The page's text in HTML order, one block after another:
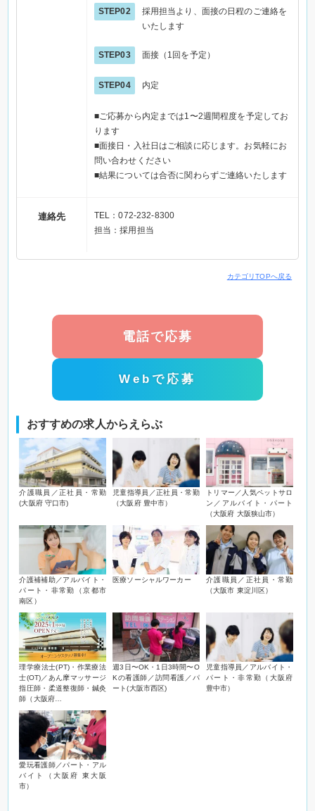
STEP02
採用担当より、面接の日程のご連絡を
いたします
STEP03 面接（1回を予定）
STEP04 内定
■ご応募から内定までは1〜2週間程度を予定してお
ります
■面接日・入社日はご相談に応じます。お気軽にお
問い合わせください
■結果については合否に関わらずご連絡いたします
連絡先
TEL：072-232-8300
担当：採用担当
カテゴリTOPへ戻る
電話で応募
Webで応募
おすすめの求人からえらぶ
介護職員／正社員・常勤
(大阪府 守口市)
児童指導員／正社員・常勤
（大阪府 豊中市）
トリマー／人気ペットサロ
ン／アルバイト・パート
（大阪府 大阪狭山市）
介護補補助／アルバイト・
パート・非常勤（京都市
南区）
医療ソーシャルワーカー
介護職員／正社員・常勤
（大阪市 東淀川区）
理学療法士(PT)・作業療法
士(OT)／あん摩マッサージ
指圧師・柔道整復師・鍼灸
師（大阪府…
週3日〜OK・1日3時間〜O
Kの看護師／訪問看護／パ
ート(大阪市西区)
児童指導員／アルバイト・
パート・非常勤（大阪府
豊中市）
愛玩看護師／パート・アル
バイト（大阪府 東大阪
市）